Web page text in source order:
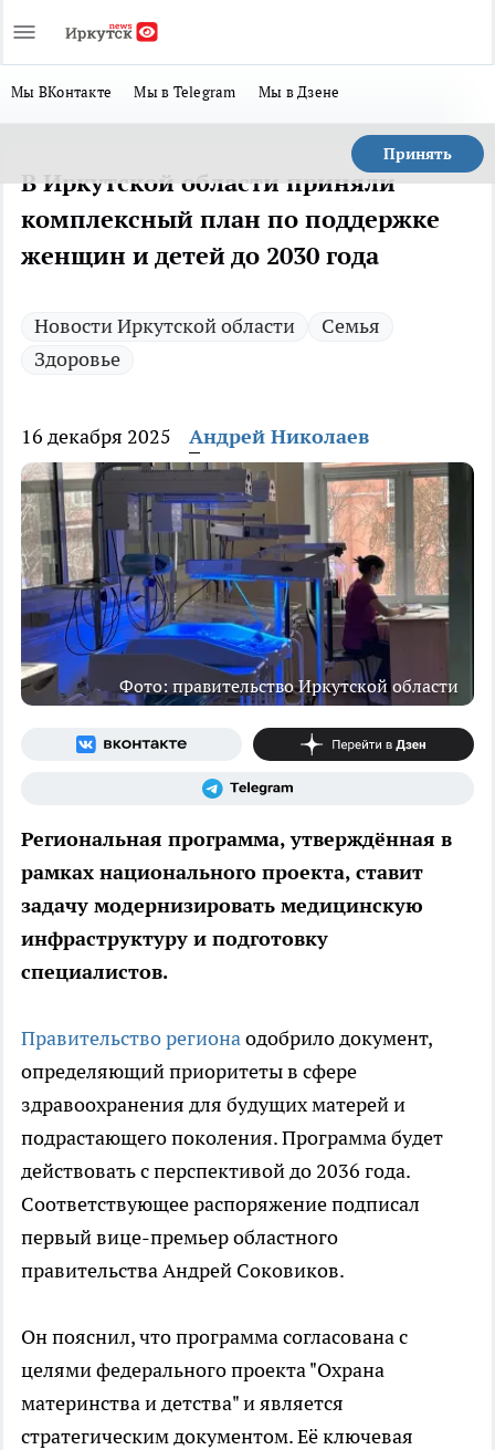
Мы ВКонтакте Мы в Telegram Мы в Дзене
Принять
В Иркутской области приняли
комплексный план по поддержке
женщин и детей до 2030 года
Новости Иркутской области
Семья
Здоровье
16 декабря 2025 Андрей Николаев
Фото: правительство Иркутской области
Региональная программа, утверждённая в
рамках национального проекта, ставит
задачу модернизировать медицинскую
инфраструктуру и подготовку
специалистов.
Правительство регионаодобрило документ,
определяющий приоритеты в сфере
здравоохранения для будущих матерей и
подрастающего поколения. Программа будет
действовать с перспективой до 2036 года.
Соответствующее распоряжение подписал
первый вице-премьер областного
правительства Андрей Соковиков.
Он пояснил, что программа согласована с
целями федерального проекта "Охрана
материнства и детства" и является
стратегическим документом. Её ключевая